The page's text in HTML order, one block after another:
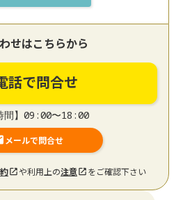
せはこちらから
話で問合せ
間】09:00〜18:00
メールで問合せ
や利用上の注意 をご確認下さい